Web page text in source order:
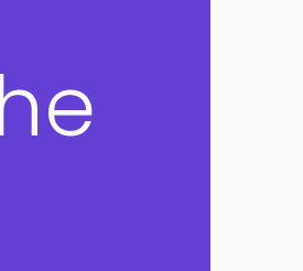
Power Apps